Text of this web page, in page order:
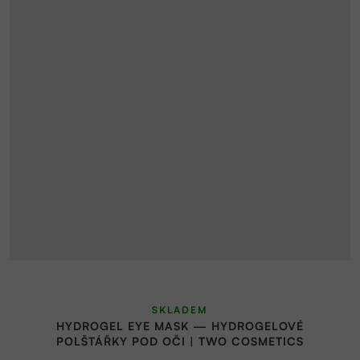
HYDROGEL EYE MASK — HYDROGELOVÉ
POLŠTÁŘKY POD OČI | TWO COSMETICS
SKLADEM